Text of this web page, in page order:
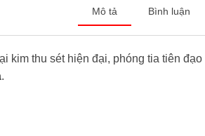
Mô tả Bình luận
kim thu sét hiện đại, phóng tia tiên
.